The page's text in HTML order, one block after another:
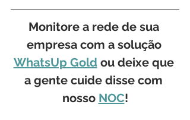
Monitore a rede de sua
empresa com a solução
WhatsUp Gold ou deixe que
a gente cuide disse com
nosso NOC!